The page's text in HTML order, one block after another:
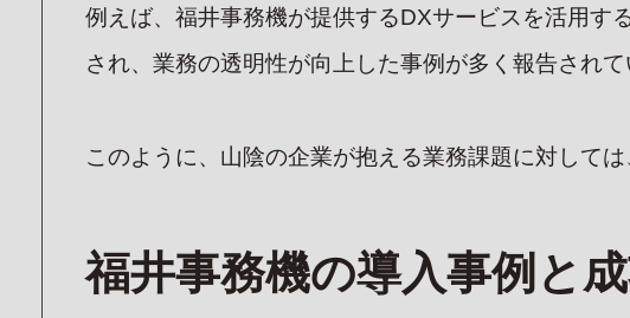
TOP
PAGE
SERVICE
例えば、福井事務機が提供するDXサービスを活用す
され、業務の透明性が向上した事例が多く報告され
このように、山陰の企業が抱える業務課題に対して
福井事務機の導入事例と